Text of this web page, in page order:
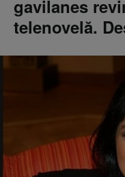
gavilanes
telenovelă.